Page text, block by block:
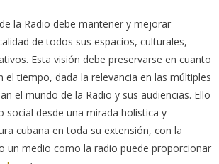
la Radio debe mantener y mejorar
de todos sus espacios, culturales,
Esta visión debe preservarse en cuanto
el tiempo, dada la relevancia en las múltiples
el mundo de la Radio y sus audiencias. Ello
social desde una mirada holística y
cubana en toda su extensión, con la
un medio como la radio puede proporcionar